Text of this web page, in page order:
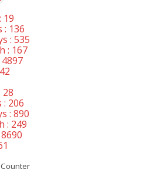
19
: 136
: 535
: 167
28
: 206
: 890
: 249